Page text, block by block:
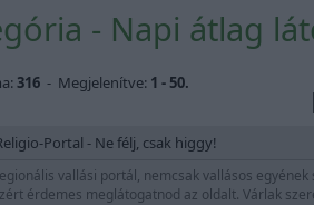
- Napi átlag
316 - Megjelenítve: 1 - 50.
Portal - Ne félj, csak higgy!
vallási portál, nemcsak vallásos
érdemes meglátogatnod az oldalt. Várlak